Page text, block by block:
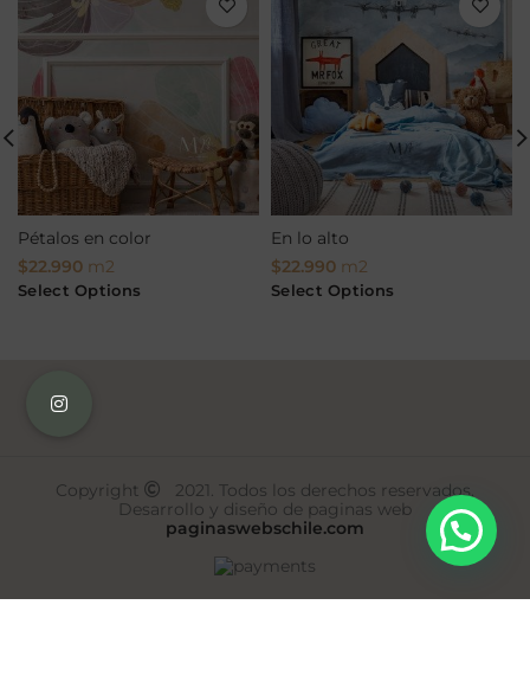
Pétalos en color
$22.990 m2
Select Options
En lo alto
$22.990 m2
Select Options
Copyright
2021. Todos los derechos reservados.
Desarrollo y diseño de paginas web
paginaswebschile.com